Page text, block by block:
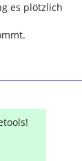
es plötzlich